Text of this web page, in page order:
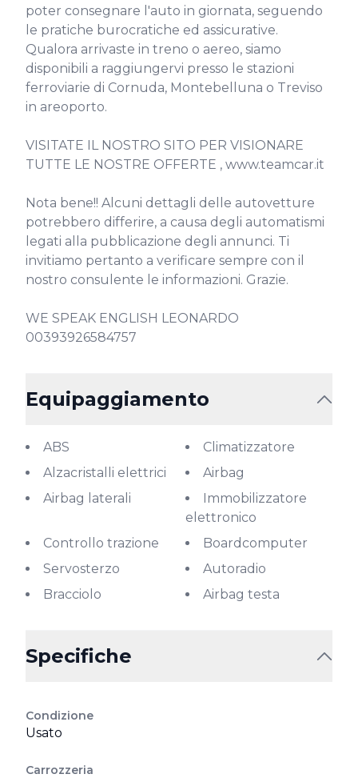
poter consegnare l'auto in giornata, seguendo
le pratiche burocratiche ed assicurative.
Qualora arrivaste in treno o aereo, siamo
disponibili a raggiungervi presso le stazioni
ferroviarie di Cornuda, Montebelluna o Treviso
in areoporto.
VISITATE IL NOSTRO SITO PER VISIONARE
TUTTE LE NOSTRE OFFERTE , www.teamcar.it
Nota bene!! Alcuni dettagli delle autovetture
potrebbero differire, a causa degli automatismi
legati alla pubblicazione degli annunci. Ti
invitiamo pertanto a verificare sempre con il
nostro consulente le informazioni. Grazie.
WE SPEAK ENGLISH LEONARDO
00393926584757
Equipaggiamento
ABS
Climatizzatore
Alzacristalli elettrici
Airbag
Airbag laterali
Immobilizzatore
elettronico
Controllo trazione
Boardcomputer
Servosterzo
Autoradio
Bracciolo
Airbag testa
Specifiche
Condizione
Usato
Carrozzeria